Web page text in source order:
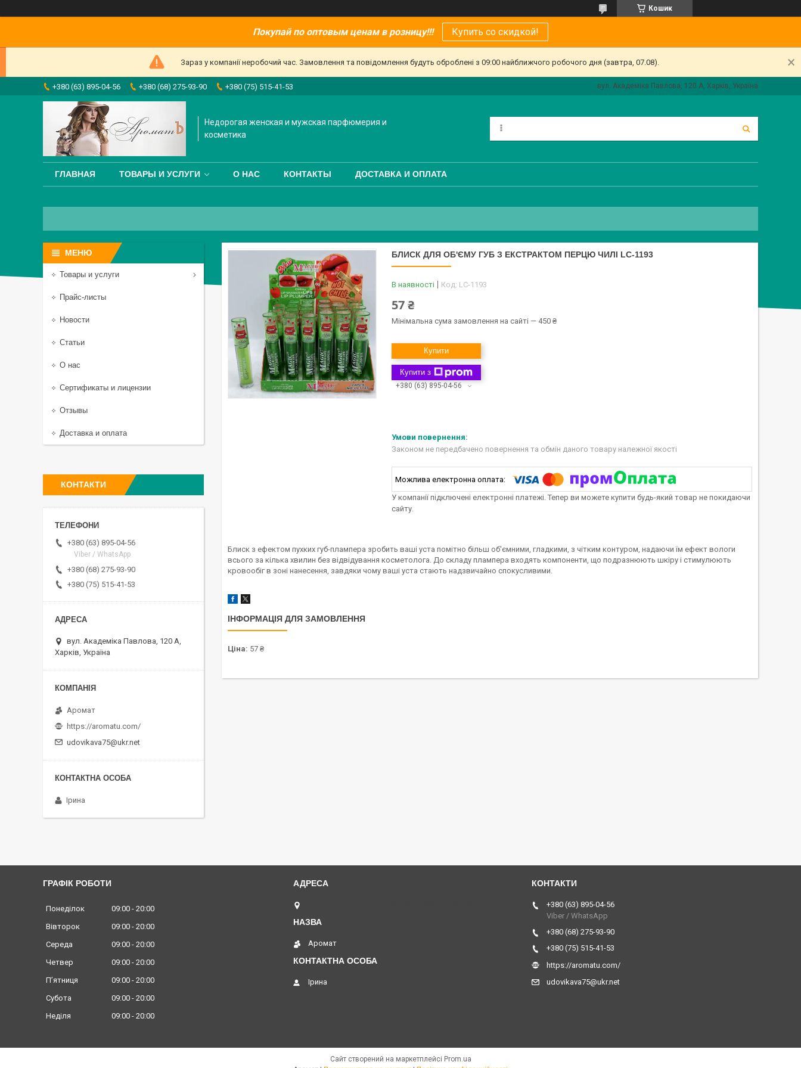
Кошик
Покупай по оптовым ценам в розницу!!! Купить со скидкой!
Зараз у компанії неробочий час. Замовлення та повідомлення будуть оброблені з 09:00 найближчого робочого дня (завтра, 07.08).
+380 (63) 895-04-56 +380 (68) 275-93-90 +380 (75) 515-41-53 вул. Академіка Павлова, 120 А, Харків, Україна
Недорогая женская и мужская парфюмерия и
косметика
ГЛАВНАЯ ТОВАРЫ И УСЛУГИ О НАС КОНТАКТЫ ДОСТАВКА И ОПЛАТА
БЛИСК ДЛЯ ОБ'ЄМУ ГУБ З ЕКСТРАКТОМ ПЕРЦЮ ЧИЛІ LC-1193
В наявності Код: LC-1193
57 ₴
Мінімальна сума замовлення на сайті — 450 ₴
Купити
Купити з
+380 (63) 895-04-56
Законом не передбачено повернення та обмін даного товару належної якості
У компанії підключені електронні платежі. Тепер ви можете купити будь-який товар не покидаючи
сайту.
Блиск з ефектом пухких губ-плампера зробить ваші уста помітно більш об'ємними, гладкими, з чітким контуром, надаючи їм ефект вологи
всього за кілька хвилин без відвідування косметолога. До складу плампера входять компоненти, що подразнюють шкіру і стимулюють
кровообіг в зоні нанесення, завдяки чому ваші уста стають надзвичайно спокусливими.
ІНФОРМАЦІЯ ДЛЯ ЗАМОВЛЕННЯ
Ціна: 57 ₴
Товары и услуги
Прайс-листы
Новости
Статьи
О нас
Сертификаты и лицензии
Отзывы
Доставка и оплата
КОНТАКТИ
+380 (63) 895-04-56
Viber / WhatsApp
+380 (68) 275-93-90
+380 (75) 515-41-53
вул. Академіка Павлова, 120 А,
Харків, Україна
Аромат
https://aromatu.com/
udovikava75@ukr.net
Ірина
ГРАФІК РОБОТИ
Понеділок 09:00
20:00
Вівторок
09:00
20:00
Середа
09:00
20:00
Четвер
09:00
20:00
Пʼятниця
09:00
20:00
Субота
09:00
20:00
Неділя
09:00 20:00
Аромат
Ірина
+380 (63) 895-04-56
Viber / WhatsApp
+380 (68) 275-93-90
+380 (75) 515-41-53
https://aromatu.com/
udovikava75@ukr.net
Сайт створений на маркетплейсі Prom.ua